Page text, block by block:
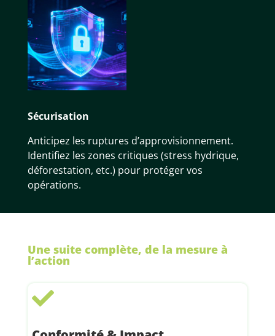
Sécurisation
Anticipez les ruptures d’approvisionnement.
Identifiez les zones critiques (stress hydrique,
déforestation, etc.) pour protéger vos
opérations.
Une suite complète, de la mesure à
l’action
